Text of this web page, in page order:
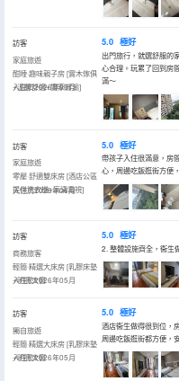
訪客
家庭旅遊
酣睡·趣味親子房 [實木傢俱
+温馨舒適+闔家賞渝]
入住於2026年06月
5.0 極好
出門旅行，就選舒服的
心合理。玩累了回到房
滿～
訪客
家庭旅遊
零壓·舒適雙床房 [酒店公區
提供洗衣機+高清電視]
入住於2026年06月
5.0 極好
帶孩子入住很滿意，房
心，周邊吃飯逛街方便
訪客
商務旅客
輕簡·精選大床房 [乳膠床墊
+明亮大窗
入住於2026年05月
5.0 極好
2. 整體設施齊全，衞生
訪客
獨自旅遊
輕簡·精選大床房 [乳膠床墊
+明亮大窗
入住於2026年05月
5.0 極好
酒店衞生做得很到位，
周邊吃飯逛街都方便，